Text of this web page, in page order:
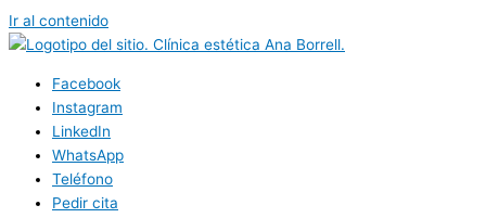
Ir al contenido
Facebook
Instagram
LinkedIn
WhatsApp
Teléfono
Pedir cita